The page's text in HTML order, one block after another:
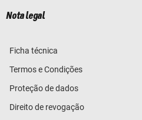
Nota legal
Ficha técnica
Termos e Condições
Proteção de dados
Direito de revogação